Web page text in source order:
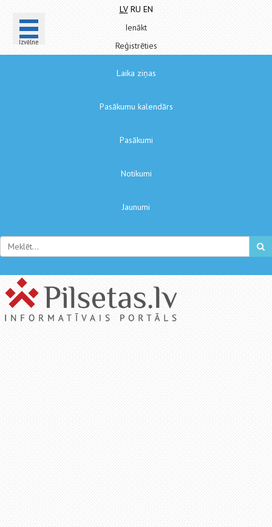
Izvēlne
LV RU EN
Ienākt
Reģistrēties
Laika ziņas
Pasākumu kalendārs
Pasākumi
Notikumi
Jaunumi